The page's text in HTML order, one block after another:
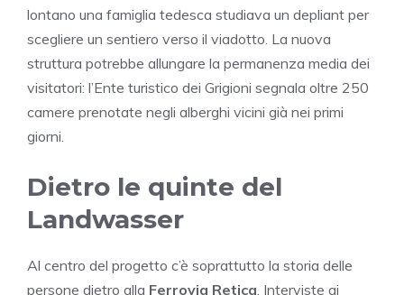
lontano una famiglia tedesca studiava un depliant per
scegliere un sentiero verso il viadotto. La nuova
struttura potrebbe allungare la permanenza media dei
visitatori: l’Ente turistico dei Grigioni segnala oltre 250
camere prenotate negli alberghi vicini già nei primi
giorni.
Dietro le quinte del
Landwasser
Al centro del progetto c’è soprattutto la storia delle
persone dietro alla Ferrovia Retica . Interviste ai